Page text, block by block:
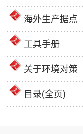
海外生产据点
工具手册
关于环境对策
目录(全页)